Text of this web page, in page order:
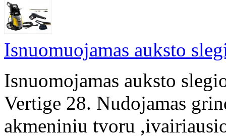
Isnuomuojamas auksto
Isnuomojamas auksto
Vertige 28. Nudojamas
akmeniniu tvoru